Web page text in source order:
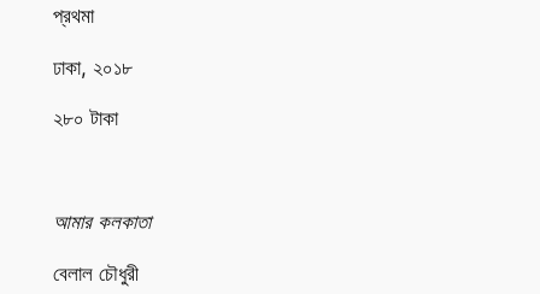
প্রথমা
ঢাকা, ২০১৮
২৮০ টাকা
আমার কলকাতা
বেলাল চৌধুরী